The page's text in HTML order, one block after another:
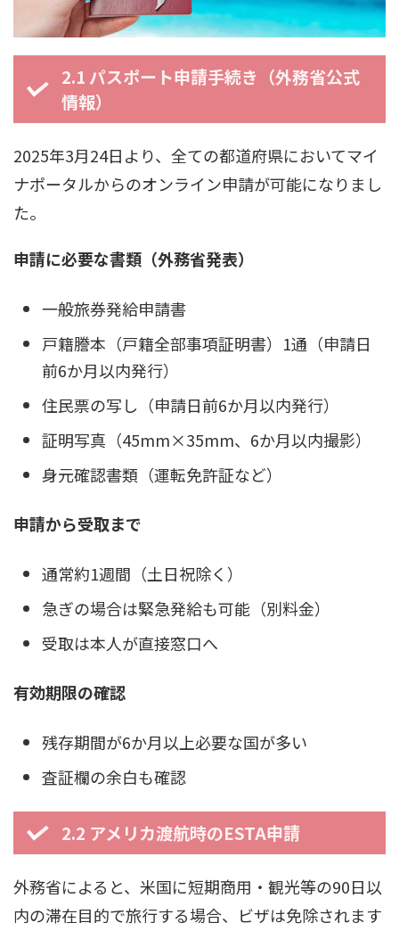
2.1 パスポート申請手続き（外務省公式
情報）
2025年3月24日より、全ての都道府県においてマイ
ナポータルからのオンライン申請が可能になりまし
た。
申請に必要な書類（外務省発表）
一般旅券発給申請書
戸籍謄本（戸籍全部事項証明書）1通（申請日
前6か月以内発行）
住民票の写し（申請日前6か月以内発行）
証明写真（45mm×35mm、6か月以内撮影）
身元確認書類（運転免許証など）
申請から受取まで
通常約1週間（土日祝除く）
急ぎの場合は緊急発給も可能（別料金）
受取は本人が直接窓口へ
有効期限の確認
残存期間が6か月以上必要な国が多い
査証欄の余白も確認
2.2 アメリカ渡航時のESTA申請
外務省によると、米国に短期商用・観光等の90日以
内の滞在目的で旅行する場合、ビザは免除されます